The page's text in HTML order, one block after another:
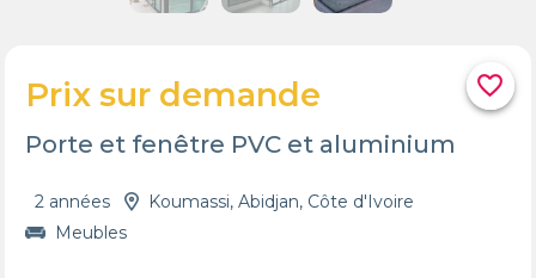
favorite_border
Prix sur demande
Porte et fenêtre PVC et aluminium
2 années
Koumassi, Abidjan, Côte d'Ivoire
Meubles